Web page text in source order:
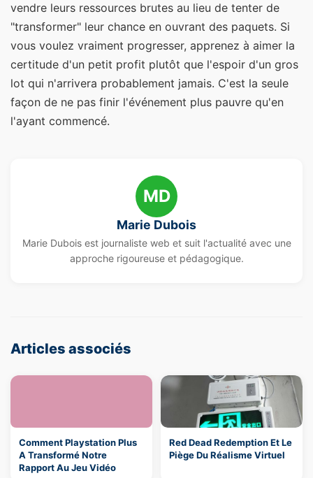
vendre leurs ressources brutes au lieu de tenter de
"transformer" leur chance en ouvrant des paquets. Si
vous voulez vraiment progresser, apprenez à aimer la
certitude d'un petit profit plutôt que l'espoir d'un gros
lot qui n'arrivera probablement jamais. C'est la seule
façon de ne pas finir l'événement plus pauvre qu'en
l'ayant commencé.
MD
Marie Dubois
Marie Dubois est journaliste web et suit l'actualité avec une
approche rigoureuse et pédagogique.
Articles associés
Comment Playstation Plus
A Transformé Notre
Rapport Au Jeu Vidéo
Red Dead Redemption Et Le
Piège Du Réalisme Virtuel